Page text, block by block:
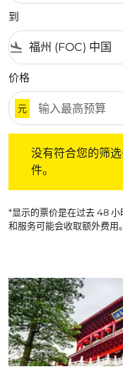
到
flight_land
价格
元
没有符合您的筛
件。
*显示的票价是在过去 48
和服务可能会收取额外费用。